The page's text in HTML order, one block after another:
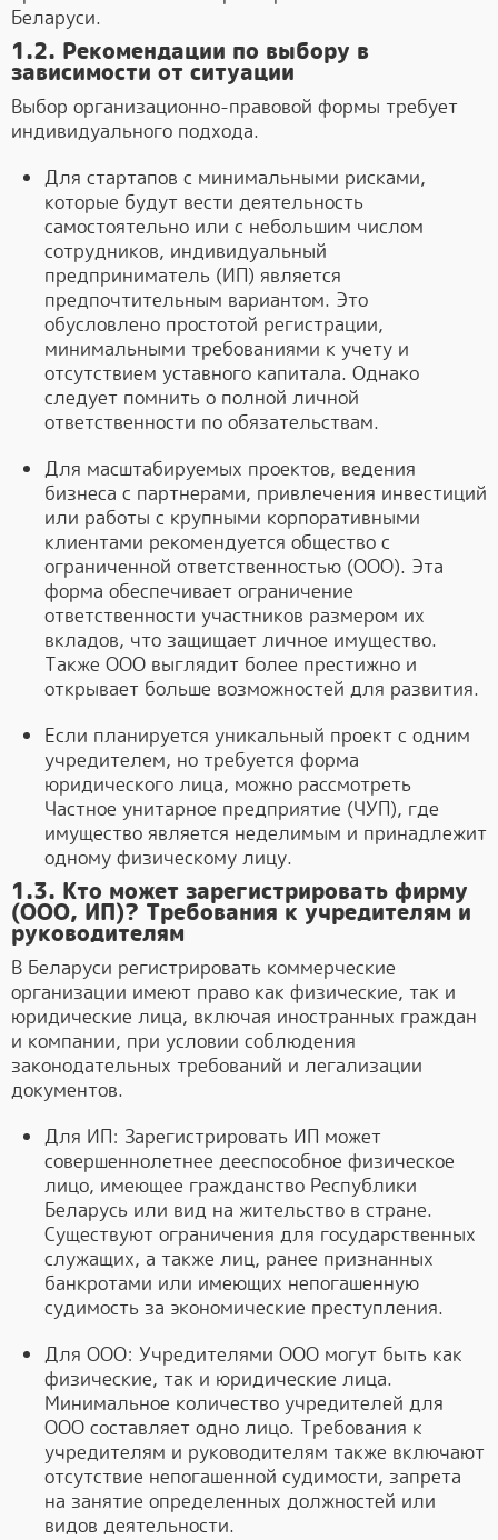
Беларуси.
1.2. Рекомендации по выбору в
зависимости от ситуации
Выбор организационно-правовой формы требует
индивидуального подхода.
Для стартапов с минимальными рисками,
которые будут вести деятельность
самостоятельно или с небольшим числом
сотрудников, индивидуальный
предприниматель (ИП) является
предпочтительным вариантом. Это
обусловлено простотой регистрации,
минимальными требованиями к учету и
отсутствием уставного капитала. Однако
следует помнить о полной личной
ответственности по обязательствам.
Для масштабируемых проектов, ведения
бизнеса с партнерами, привлечения инвестиций
или работы с крупными корпоративными
клиентами рекомендуется общество с
ограниченной ответственностью (ООО). Эта
форма обеспечивает ограничение
ответственности участников размером их
вкладов, что защищает личное имущество.
Также ООО выглядит более престижно и
открывает больше возможностей для развития.
Если планируется уникальный проект с одним
учредителем, но требуется форма
юридического лица, можно рассмотреть
Частное унитарное предприятие (ЧУП), где
имущество является неделимым и принадлежит
одному физическому лицу.
1.3. Кто может зарегистрировать фирму
(ООО, ИП)? Требования к учредителям и
руководителям
В Беларуси регистрировать коммерческие
организации имеют право как физические, так и
юридические лица, включая иностранных граждан
и компании, при условии соблюдения
законодательных требований и легализации
документов.
Для ИП: Зарегистрировать ИП может
совершеннолетнее дееспособное физическое
лицо, имеющее гражданство Республики
Беларусь или вид на жительство в стране.
Существуют ограничения для государственных
служащих, а также лиц, ранее признанных
банкротами или имеющих непогашенную
судимость за экономические преступления.
Для ООО: Учредителями ООО могут быть как
физические, так и юридические лица.
Минимальное количество учредителей для
ООО составляет одно лицо. Требования к
учредителям и руководителям также включают
отсутствие непогашенной судимости, запрета
на занятие определенных должностей или
видов деятельности.